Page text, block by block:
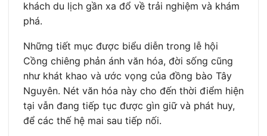
khách du lịch gần xa đổ về trải nghiệm và khám
phá.
Những tiết mục được biểu diễn trong lễ hội
Cồng chiêng phản ánh văn hóa, đời sống cũng
như khát khao và ước vọng của đồng bào Tây
Nguyên. Nét văn hóa này cho đến thời điểm hiện
tại vẫn đang tiếp tục được gìn giữ và phát huy,
để các thế hệ mai sau tiếp nối.